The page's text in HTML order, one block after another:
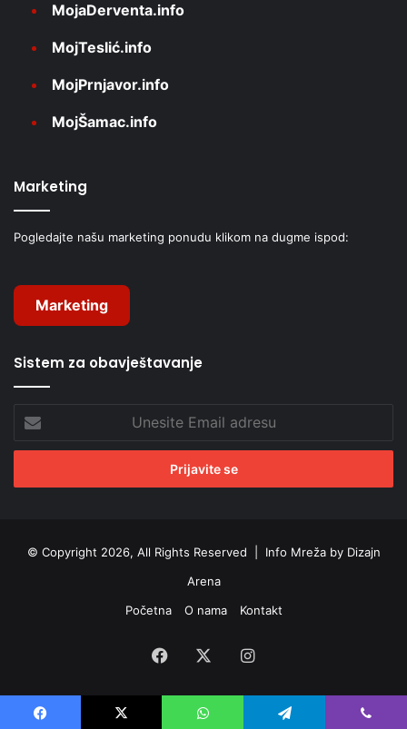
MojaDerventa.info
MojTeslić.info
MojPrnjavor.info
MojŠamac.info
Marketing
Pogledajte našu marketing ponudu klikom na dugme ispod:
Marketing
Sistem za obavještavanje
Unesite
Email
adresu
© Copyright 2026, All Rights Reserved | Info Mreža by Dizajn
Arena
Početna
O nama Kontakt
Facebook Instagram